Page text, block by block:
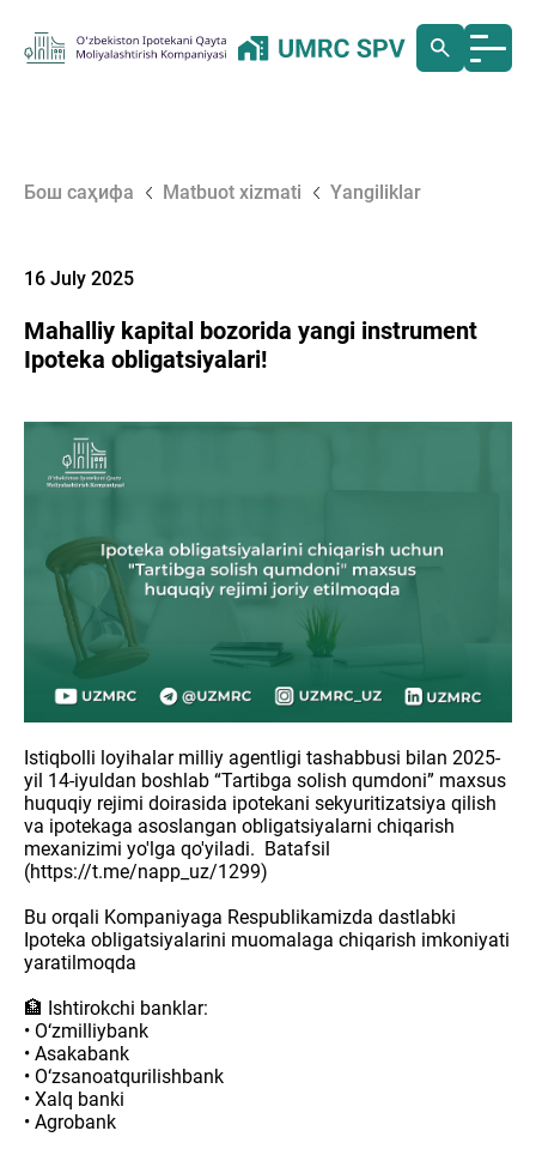
Бош саҳифа Matbuot xizmati Yangiliklar
16 July 2025
Mahalliy kapital bozorida yangi instrument
Ipoteka obligatsiyalari!
Istiqbolli loyihalar milliy agentligi tashabbusi bilan 2025-
yil 14-iyuldan boshlab “Tartibga solish qumdoni” maxsus
huquqiy rejimi doirasida ipotekani sekyuritizatsiya qilish
va ipotekaga asoslangan obligatsiyalarni chiqarish
mexanizimi yo'lga qo'yiladi. Batafsil
(https://t.me/napp_uz/1299)
Bu orqali Kompaniyaga Respublikamizda dastlabki
Ipoteka obligatsiyalarini muomalaga chiqarish imkoniyati
yaratilmoqda
🏦 Ishtirokchi banklar:
• O‘zmilliybank
• Asakabank
• O‘zsanoatqurilishbank
• Xalq banki
• Agrobank